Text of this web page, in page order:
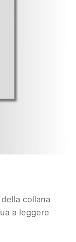
collana
a leggere